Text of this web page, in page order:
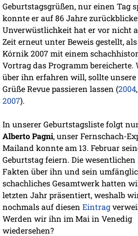
Geburtstagsgrüßen, nur einen Tag
konnte er auf 86 Jahre
Unverwüstlichkeit hat er vor nicht
Zeit erneut unter Beweis gestellt,
Kórnik 2007 mit einem
Vortrag das Programm bereicherte.
über ihn erfahren will, sollte
Grüße Revue passieren lassen (2004,
2007).
In unserer Geburtstagsliste folgt
Alberto Pagni, unser Fernschach-
Mailand konnte am 13. Februar
Geburtstag feiern. Die wesentlichen
Fakten über ihn und sein
schachliches Gesamtwerk hatten
letzten Jahr präsentiert, weshalb
nochmals auf diesen Eintrag
Werden wir ihn im Mai in Venedig
wiedersehen?